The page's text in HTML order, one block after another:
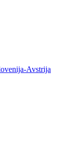
Avstrija